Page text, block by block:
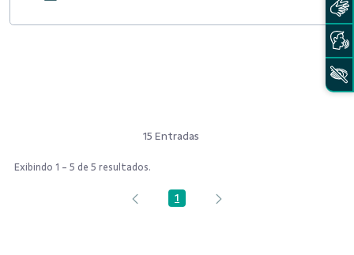
15 Entradas
Exibindo 1 - 5 de 5 resultados.
Página
1